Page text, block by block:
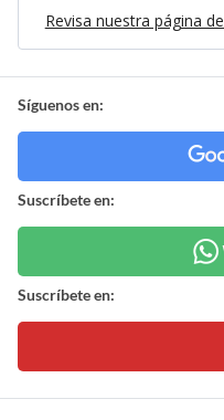
Revisa nuestra página
Síguenos en:
Suscríbete en:
Suscríbete en: